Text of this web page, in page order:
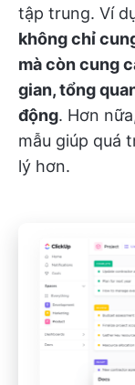
tập trung. Ví
không chỉ
mà còn cung
gian, tổng
động. Hơn
mẫu giúp quá
lý hơn.